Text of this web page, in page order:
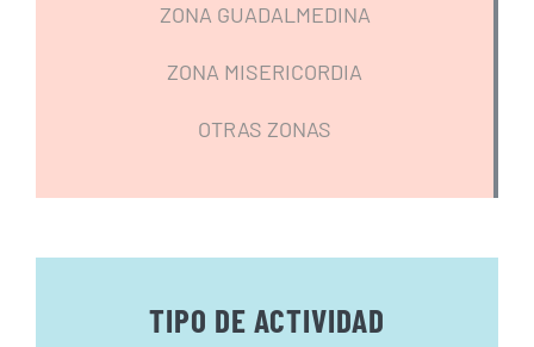
ZONA GUADALMEDINA
ZONA MISERICORDIA
OTRAS ZONAS
TIPO DE ACTIVIDAD